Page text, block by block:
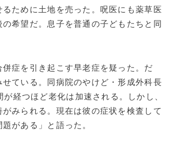
ために土地を売った。呪医にも薬草医
希望だ。息子を普通の子どもたちと同
症を引き起こす早老症を疑った。だ
ている。同病院のやけど・形成外科長
経つほど老化は加速される。しかし、
みられる。現在は彼の症状を検査して
がある」と語った。